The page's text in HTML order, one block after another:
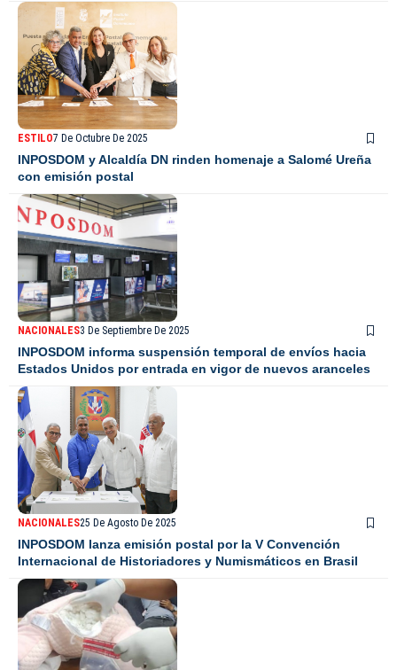
ESTILO7 De Octubre De 2025
INPOSDOM y Alcaldía DN rinden homenaje a Salomé Ureña
con emisión postal
NACIONALES3 De Septiembre De 2025
INPOSDOM informa suspensión temporal de envíos hacia
Estados Unidos por entrada en vigor de nuevos aranceles
NACIONALES25 De Agosto De 2025
INPOSDOM lanza emisión postal por la V Convención
Internacional de Historiadores y Numismáticos en Brasil